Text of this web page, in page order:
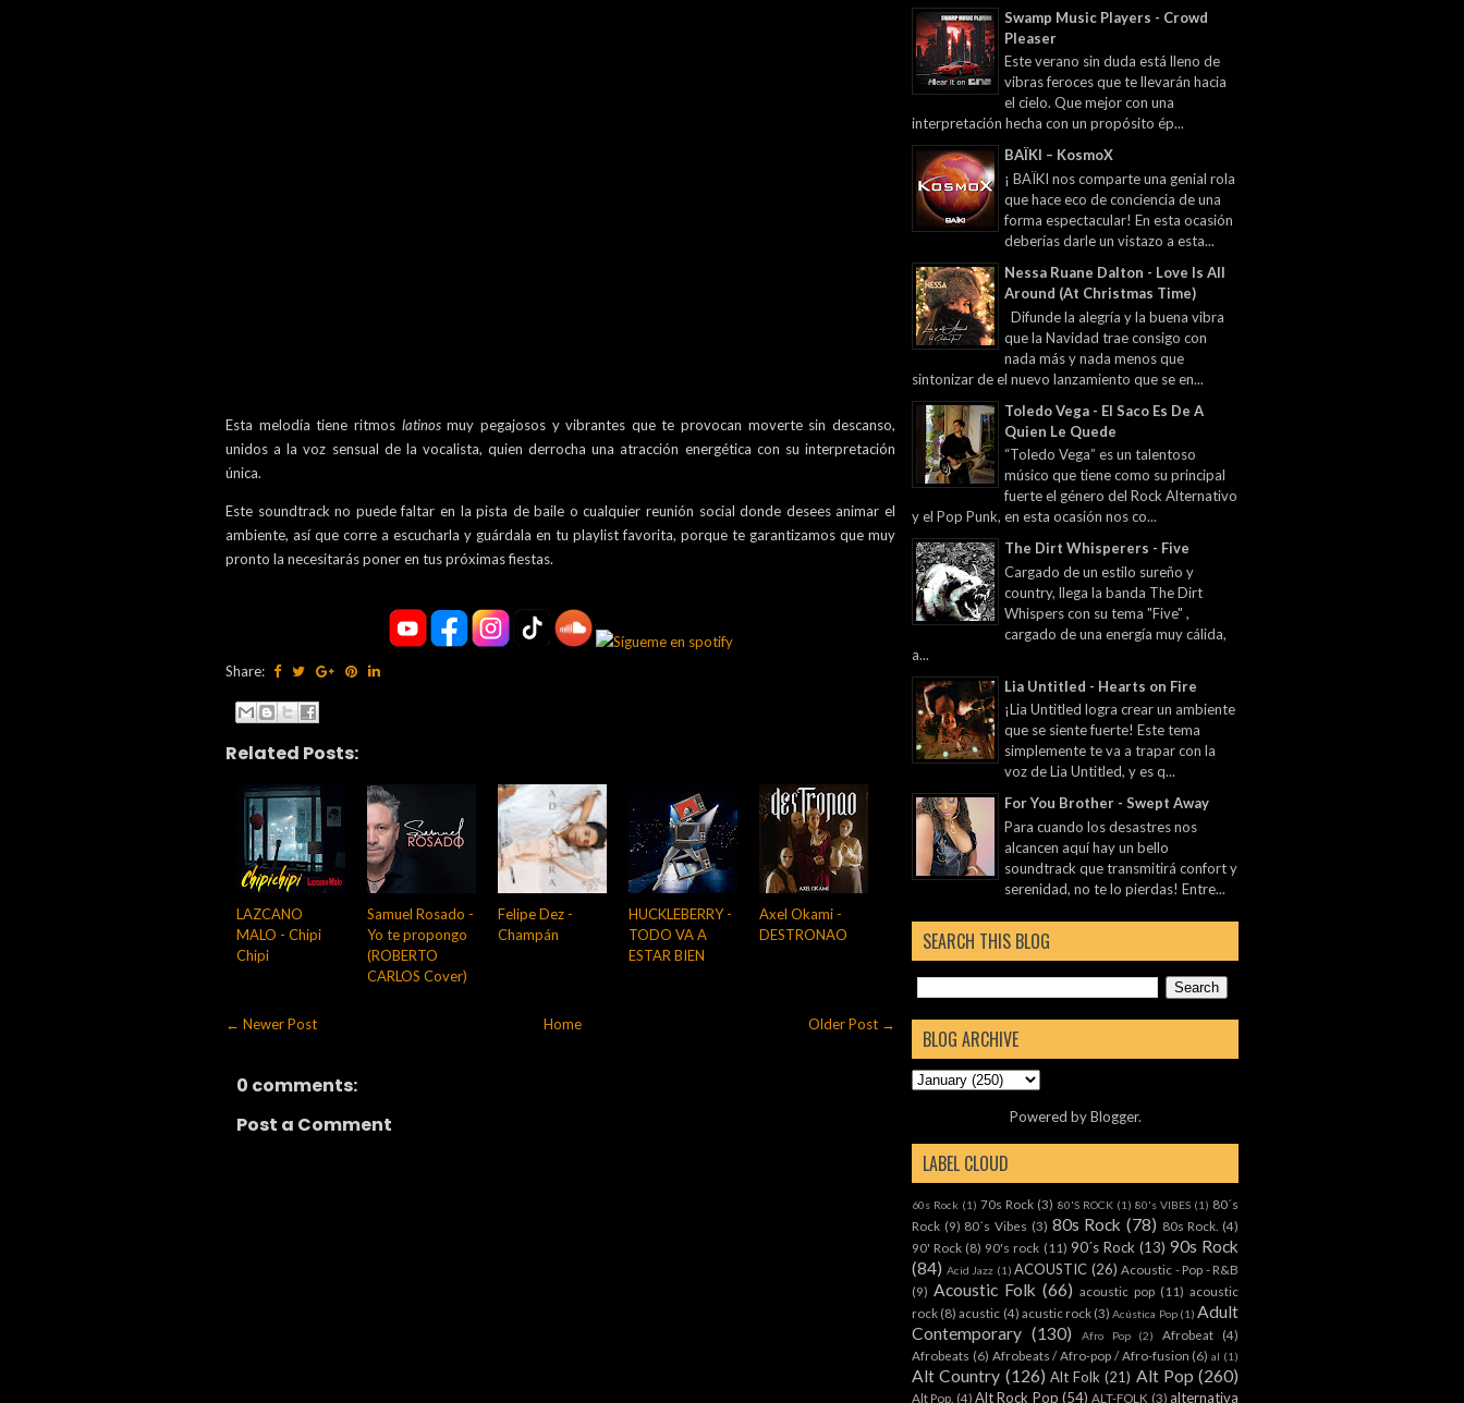
Esta melodía tiene ritmoslatinosmuy pegajosos y vibrantes que te provocan moverte sin descanso,
unidos a la voz sensual de la vocalista, quien derrocha una atracción energética con su interpretación
única.
Este soundtrack no puede faltar en la pista de baile o cualquier reunión social donde desees animar el
ambiente, así que corre a escucharla y guárdala en tu playlist favorita, porque te garantizamos que muy
pronto la necesitarás poner en tus próximas fiestas.
Share:
Related Posts:
LAZCANO
MALO - Chipi
Chipi
Samuel Rosado -
Yo te propongo
(ROBERTO
CARLOS Cover)
Felipe Dez -
Champán
HUCKLEBERRY -
TODO VA A
ESTAR BIEN
Axel Okami -
DESTRONAO
← Newer Post Older Post →
Home
0 comments:
Post a Comment
Swamp Music Players - Crowd
Pleaser
Este verano sin duda está lleno de
vibras feroces que te llevarán hacia
el cielo. Que mejor con una
interpretación hecha con un propósito ép...
BAÏKI – KosmoX
¡ BAÏKI nos comparte una genial rola
que hace eco de conciencia de una
forma espectacular! En esta ocasión
deberías darle un vistazo a esta...
Nessa Ruane Dalton - Love Is All
Around (At Christmas Time)
Difunde la alegría y la buena vibra
que la Navidad trae consigo con
nada más y nada menos que
sintonizar de el nuevo lanzamiento que se en...
Toledo Vega - El Saco Es De A
Quien Le Quede
“Toledo Vega” es un talentoso
músico que tiene como su principal
fuerte el género del Rock Alternativo
y el Pop Punk, en esta ocasión nos co...
The Dirt Whisperers - Five
Cargado de un estilo sureño y
country, llega la banda The Dirt
Whispers con su tema "Five" ,
cargado de una energía muy cálida,
a...
Lia Untitled - Hearts on Fire
¡Lia Untitled logra crear un ambiente
que se siente fuerte! Este tema
simplemente te va a trapar con la
voz de Lia Untitled, y es q...
For You Brother - Swept Away
Para cuando los desastres nos
alcancen aquí hay un bello
soundtrack que transmitirá confort y
serenidad, no te lo pierdas! Entre...
SEARCH THIS BLOG
BLOG ARCHIVE
Powered byBlogger.
LABEL CLOUD
60s Rock (1) 70s Rock (3) 80'S ROCK (1) 80's VIBES (1) 80´s
Rock (9) 80´s Vibes (3) 80s Rock (78) 80s Rock. (4)
90' Rock (8) 90's rock (11) 90´s Rock (13) 90s Rock
(84) Acid Jazz (1) ACOUSTIC (26) Acoustic - Pop - R&B
(9) Acoustic Folk (66) acoustic pop (11) acoustic
rock (8) acustic (4) acustic rock (3) Acústica Pop (1) Adult
Contemporary (130) Afro Pop (2) Afrobeat
(4)
Afrobeats (6) Afrobeats / Afro-pop / Afro-fusion (6) al (1)
Alt Country (126) Alt Folk (21) Alt Pop (260)
Alt Pop. (4) Alt Rock Pop (54) ALT-FOLK (3) alternativa